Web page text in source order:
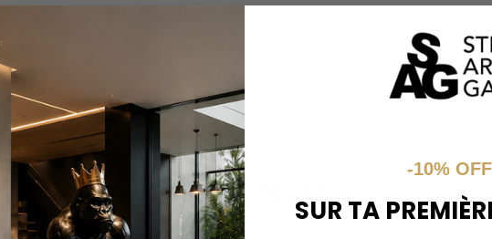
plus original de donner du caractère à une décoration intérieure.
est unique et transforme instantanément un salon, un bureau ou
quel type de décoration ?
les styles d'intérieur modernes — loft industriel, déco scandinave,
-10%
SUR TA